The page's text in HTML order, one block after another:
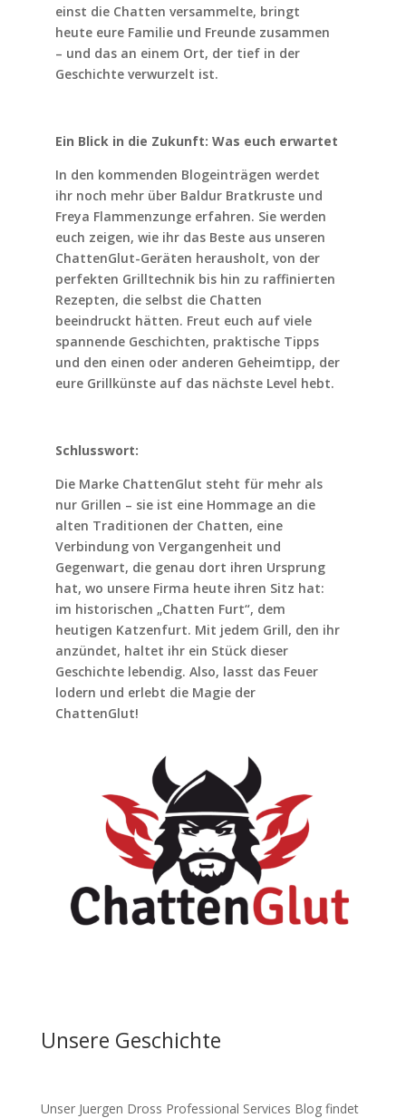
einst die Chatten versammelte, bringt
heute eure Familie und Freunde zusammen
– und das an einem Ort, der tief in der
Geschichte verwurzelt ist.
Ein Blick in die Zukunft: Was euch erwartet
In den kommenden Blogeinträgen werdet
ihr noch mehr über Baldur Bratkruste und
Freya Flammenzunge erfahren. Sie werden
euch zeigen, wie ihr das Beste aus unseren
ChattenGlut-Geräten herausholt, von der
perfekten Grilltechnik bis hin zu raffinierten
Rezepten, die selbst die Chatten
beeindruckt hätten. Freut euch auf viele
spannende Geschichten, praktische Tipps
und den einen oder anderen Geheimtipp, der
eure Grillkünste auf das nächste Level hebt.
Schlusswort:
Die Marke ChattenGlut steht für mehr als
nur Grillen – sie ist eine Hommage an die
alten Traditionen der Chatten, eine
Verbindung von Vergangenheit und
Gegenwart, die genau dort ihren Ursprung
hat, wo unsere Firma heute ihren Sitz hat:
im historischen „Chatten Furt“, dem
heutigen Katzenfurt. Mit jedem Grill, den ihr
anzündet, haltet ihr ein Stück dieser
Geschichte lebendig. Also, lasst das Feuer
lodern und erlebt die Magie der
ChattenGlut!
Unsere Geschichte
Unser Juergen Dross Professional Services Blog findet